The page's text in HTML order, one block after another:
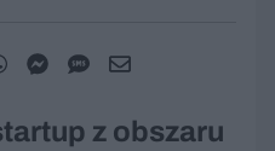
z obszaru